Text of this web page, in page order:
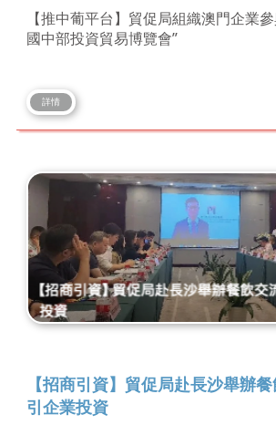
【推中葡平台】貿促局組織澳門企業
國中部投資貿易博覽會”
詳情
【招商引資】貿促局赴長沙舉辦
引企業投資